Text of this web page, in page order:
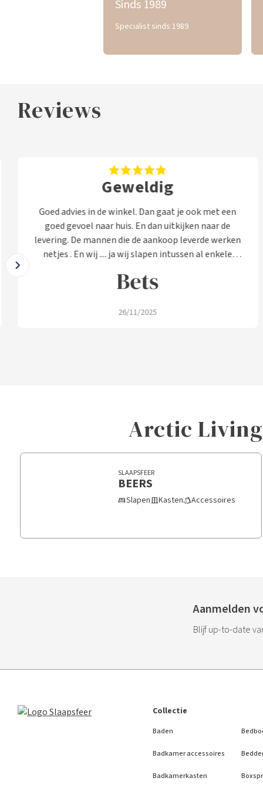
Sinds 1989
Specialist sinds 1989
Reviews
Geweldig
Goed advies in de winkel. Dan gaat je ook met een
goed gevoel naar huis. En dan uitkijken naar de
levering. De mannen die de aankoop leverde werken
netjes . En wij .... ja wij slapen intussen al enkele
Bets
26/11/2025
Arctic
SLAAPSFEER
BEERS
bedSlapendoor_slidingKastenstyleAccessoires
Aanmelden
Blijf up-to-date
Collectie
Baden
Badkamer accessoires
Badkamerkasten